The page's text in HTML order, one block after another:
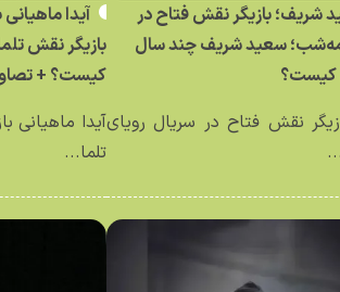
شریف؛ بازیگر نقش فتاح در
سعید شریف چند سال
کیست؟
نقش فتاح در سریال رویای
آیدا
بازیگر نقش
کیست؟ +
آیدا ماهیانی
تلما...